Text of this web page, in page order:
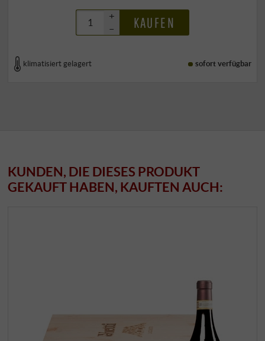
+
–
KAUFEN
klimatisiert gelagert sofort verfügbar
KUNDEN, DIE DIESES PRODUKT
GEKAUFT HABEN, KAUFTEN AUCH: